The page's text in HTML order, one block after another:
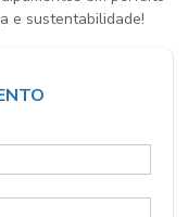
e sustentabilidade!